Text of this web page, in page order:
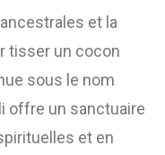
et la
tisser un cocon
sous le nom
offre un sanctuaire
et en